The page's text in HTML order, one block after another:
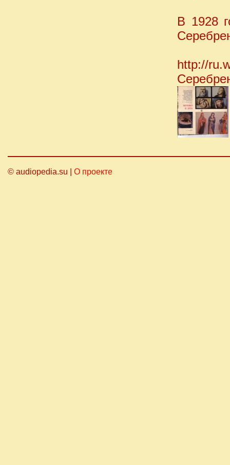
В 1928
http://
© audiopedia.su | О проекте